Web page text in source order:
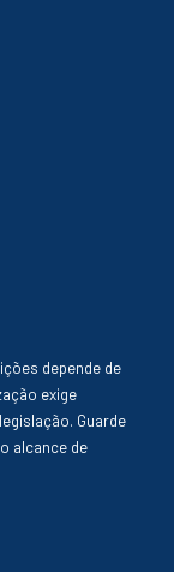
depende de
exige
Guarde
alcance de